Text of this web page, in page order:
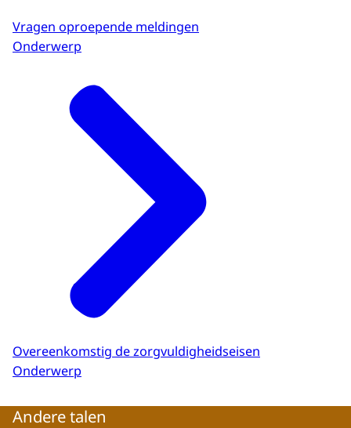
Vragen oproepende meldingen
Onderwerp
Overeenkomstig de zorgvuldigheidseisen
Onderwerp
Andere talen